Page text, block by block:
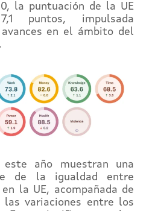
la puntuación de la UE
puntos, impulsada
en el ámbito del
este año muestran una
de la igualdad entre
la UE, acompañada de
las variaciones entre los